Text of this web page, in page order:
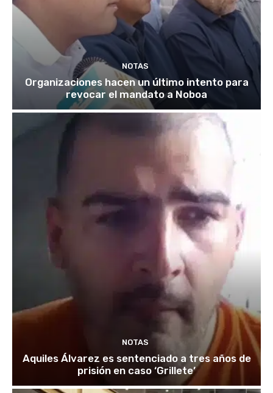
NOTAS
Organizaciones hacen un último intento para
revocar el mandato a Noboa
NOTAS
Aquiles Álvarez es sentenciado a tres años de
prisión en caso ‘Grillete’